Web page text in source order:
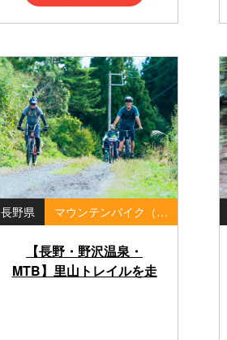
長野県 マウンテンバイク（MTB）・ダウンヒル
【長野・野沢温泉・
MTB】里山トレイルを走